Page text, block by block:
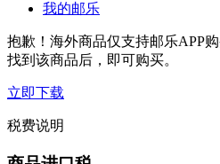
我的邮乐
抱歉！海外商品仅支持邮乐APP
找到该商品后，即可购买。
立即下载
税费说明